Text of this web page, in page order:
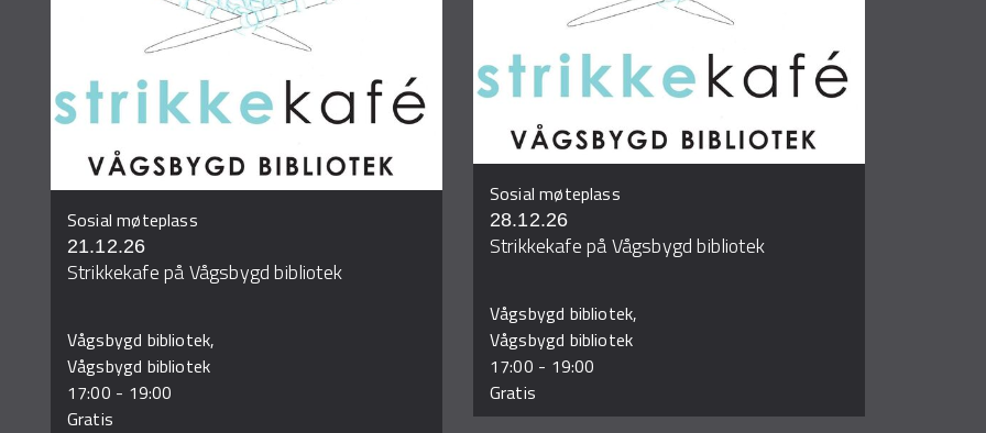
Sosial møteplass
21.12.26
Strikkekafe på Vågsbygd bibliotek
Vågsbygd bibliotek,
Vågsbygd bibliotek
17:00 - 19:00
Gratis
Sosial møteplass
28.12.26
Strikkekafe på Vågsbygd bibliotek
Vågsbygd bibliotek,
Vågsbygd bibliotek
17:00 - 19:00
Gratis